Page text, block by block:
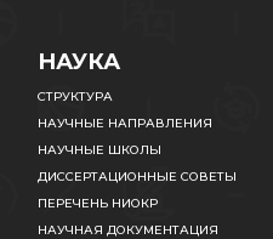
НАУКА
СТРУКТУРА
НАУЧНЫЕ НАПРАВЛЕНИЯ
НАУЧНЫЕ ШКОЛЫ
ДИССЕРТАЦИОННЫЕ СОВЕТЫ
ПЕРЕЧЕНЬ НИОКР
НАУЧНАЯ ДОКУМЕНТАЦИЯ